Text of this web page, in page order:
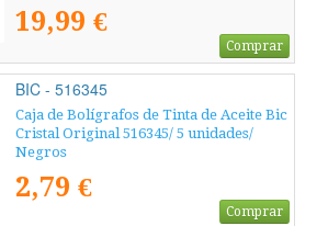
19,99 €
Comprar
BIC - 516345
Caja de Bolígrafos de Tinta de Aceite Bic
Cristal Original 516345/ 5 unidades/
Negros
2,79 €
Comprar